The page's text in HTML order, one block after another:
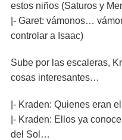
estos niños (Saturos y
|- Garet: vámonos…
controlar a Isaac)
Sube por las escaleras,
cosas interesantes…
|- Kraden: Quienes eran
|- Kraden: Ellos ya
del Sol…